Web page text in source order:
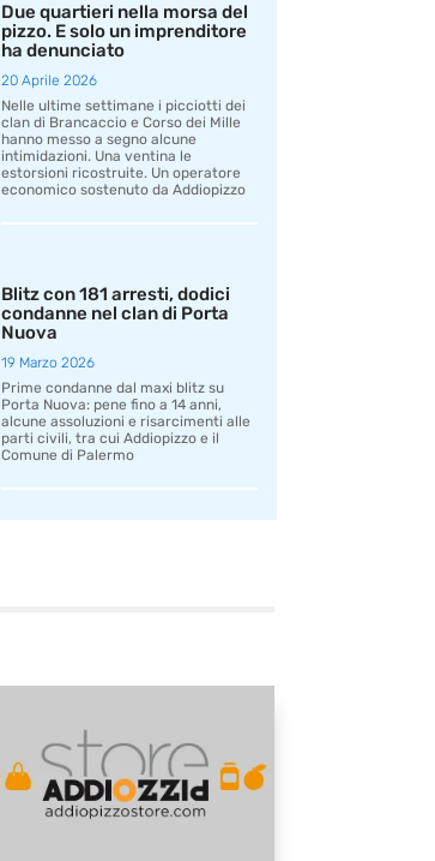
Due quartieri nella morsa del
pizzo. E solo un imprenditore
ha denunciato
20 Aprile 2026
Nelle ultime settimane i picciotti dei
clan di Brancaccio e Corso dei Mille
hanno messo a segno alcune
intimidazioni. Una ventina le
estorsioni ricostruite. Un operatore
economico sostenuto da Addiopizzo
Blitz con 181 arresti, dodici
condanne nel clan di Porta
Nuova
19 Marzo 2026
Prime condanne dal maxi blitz su
Porta Nuova: pene fino a 14 anni,
alcune assoluzioni e risarcimenti alle
parti civili, tra cui Addiopizzo e il
Comune di Palermo